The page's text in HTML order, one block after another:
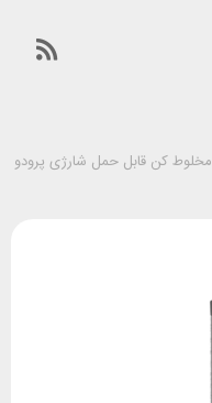
مخلوط کن قابل حمل شارژی پرودو Porodo PD-LFST017